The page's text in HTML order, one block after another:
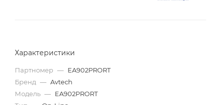
Характеристики
Партномер — EA902PRORT
Бренд — Avtech
Модель — EA902PRORT